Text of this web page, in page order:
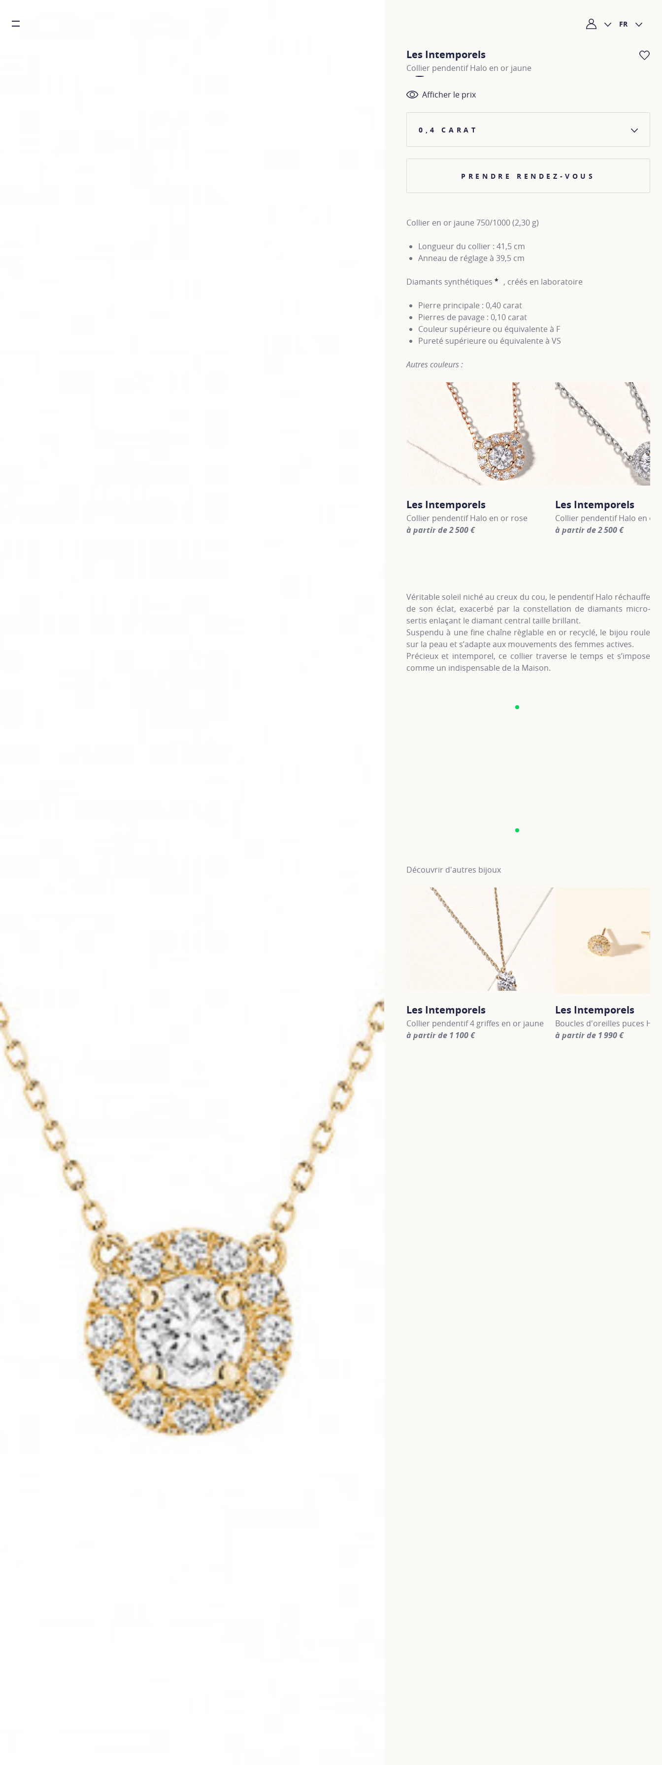
Burger toggle menu Mon compte
FR
Les Intemporels
Collier pendentif Halo en or jaune
Afficher le prix
0,4 CARAT
PRENDRE RENDEZ-VOUS
Collier en or jaune 750/1000 (2,30 g)
Longueur du collier : 41,5 cm
Anneau de réglage à 39,5 cm
Diamants synthétiques * SHOW TOOLTIP
, créés en laboratoire
Pierre principale : 0,40 carat
Pierres de pavage : 0,10 carat
Couleur supérieure ou équivalente à F
Pureté supérieure ou équivalente à VS
Autres couleurs :
Les Intemporels
Collier pendentif Halo en or rose
à partir de 2 500 €
Les Intemporels
Collier pendentif Halo en or
à partir de 2 500 €
Véritable soleil niché au creux du cou, le pendentif Halo réchauffe
de son éclat, exacerbé par la constellation de diamants micro-
sertis enlaçant le diamant central taille brillant.
Suspendu à une fine chaîne règlable en or recyclé, le bijou roule
sur la peau et s’adapte aux mouvements des femmes actives.
Précieux et intemporel, ce collier traverse le temps et s’impose
comme un indispensable de la Maison.
Découvrir d'autres bijoux
Les Intemporels
Collier pendentif 4 griffes en or jaune
à partir de 1 100 €
Les Intemporels
Boucles d'oreilles puces
à partir de 1 990 €